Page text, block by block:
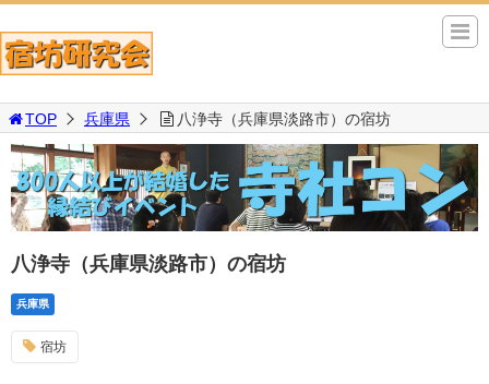
TOP 兵庫県 八浄寺（兵庫県淡路市）の宿坊
八浄寺（兵庫県淡路市）の宿坊
兵庫県
宿坊